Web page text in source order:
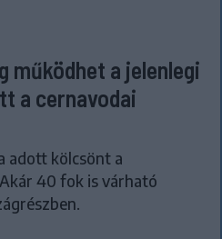
működhet a jelenlegi
a cernavodai
adott kölcsönt a
40 fok is várható